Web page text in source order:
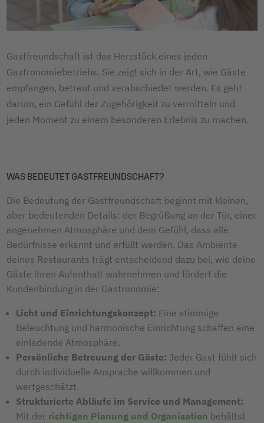
Gastfreundschaft ist das Herzstück eines jeden
Gastronomiebetriebs. Sie zeigt sich in der Art, wie Gäste
empfangen, betreut und verabschiedet werden. Es geht
darum, ein Gefühl der Zugehörigkeit zu vermitteln und
jeden Moment zu einem besonderen Erlebnis zu machen.
WAS BEDEUTET GASTFREUNDSCHAFT?
Die Bedeutung der Gastfreundschaft beginnt mit kleinen,
aber bedeutenden Details: der Begrüßung an der Tür, einer
angenehmen Atmosphäre und dem Gefühl, dass alle
Bedürfnisse erkannt und erfüllt werden. Das Ambiente
deines Restaurants trägt entscheidend dazu bei, wie deine
Gäste ihren Aufenthalt wahrnehmen und fördert die
Kundenbindung in der Gastronomie:
Licht und Einrichtungskonzept: Eine stimmige
Beleuchtung und harmonische Einrichtung schaffen eine
einladende Atmosphäre.
Persönliche Betreuung der Gäste: Jeder Gast fühlt sich
durch individuelle Ansprache willkommen und
wertgeschätzt.
Strukturierte Abläufe im Service und Management:
Mit der richtigen Planung und Organisation behältst